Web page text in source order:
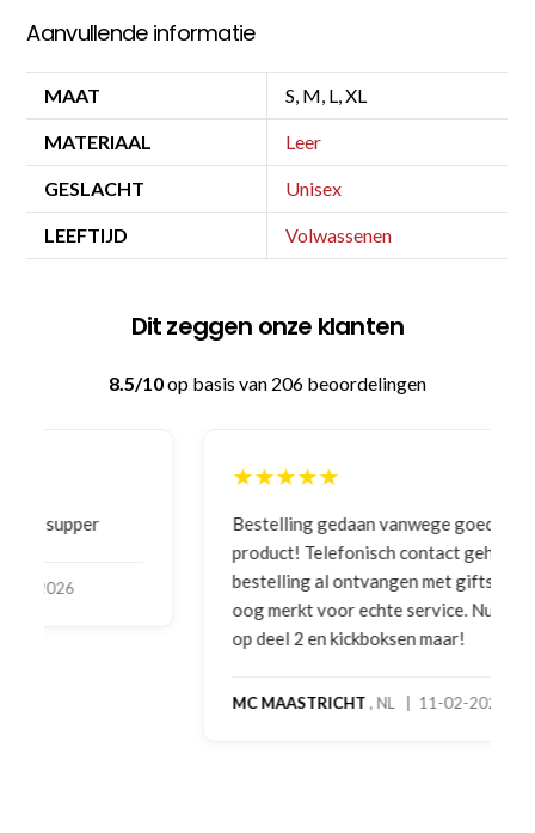
Aanvullende informatie
MAAT S, M, L, XL
MATERIAAL Leer
GESLACHT Unisex
LEEFTIJD Volwassenen
Dit zeggen onze klanten
8.5/10op basis van 206 beoordelingen
Bestelling gedaan vanwege goede prijzen en
product! Telefonisch contact gehad en 1e deel
bestelling al ontvangen met gifts, waardoor je
oog merkt voor echte service. Nu nog wachten
op deel 2 en kickboksen maar!
, NL | 11-02-2026